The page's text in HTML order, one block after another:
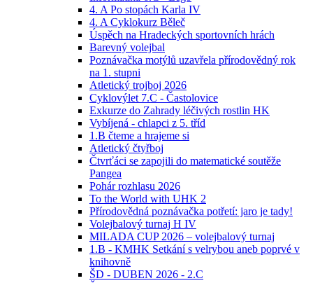
4. A Po stopách Karla IV
4. A Cyklokurz Běleč
Úspěch na Hradeckých sportovních hrách
Barevný volejbal
Poznávačka motýlů uzavřela přírodovědný rok
na 1. stupni
Atletický trojboj 2026
Cyklovýlet 7.C - Častolovice
Exkurze do Zahrady léčivých rostlin HK
Vybíjená - chlapci z 5. tříd
1.B čteme a hrajeme si
Atletický čtyřboj
Čtvrťáci se zapojili do matematické soutěže
Pangea
Pohár rozhlasu 2026
To the World with UHK 2
Přírodovědná poznávačka potřetí: jaro je tady!
Volejbalový turnaj H IV
MILADA CUP 2026 – volejbalový turnaj
1.B - KMHK Setkání s velrybou aneb poprvé v
knihovně
ŠD - DUBEN 2026 - 2.C